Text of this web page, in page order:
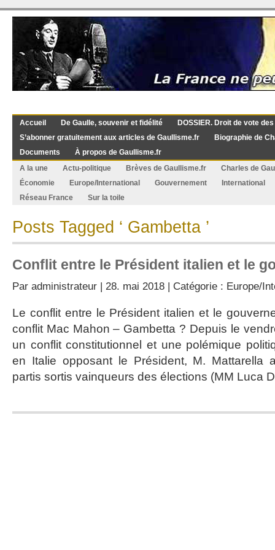
Accueil De Gaulle, souvenir et fidélité
DOSSIER. Droit de vote
S’abonner gratuitement aux articles de Gaullisme.fr
Biographie de
Documents
À propos de Gaullisme.fr
A la une
Actu-politique Brèves de Gaullisme.fr
Charles de
Économie
Europe/International Gouvernement
International
Réseau France
Sur la toile
Posts Tagged ‘ Gambetta ’
Conflit entre le Président italien et le
Par administrateur | 28. mai 2018 | Catégorie : Europe/
Le conflit entre le Président italien et le
conflit Mac Mahon – Gambetta ? Depuis le
un conflit constitutionnel et une polémique
en Italie opposant le Président, M. Mattarella
partis sortis vainqueurs des élections (MM Luca